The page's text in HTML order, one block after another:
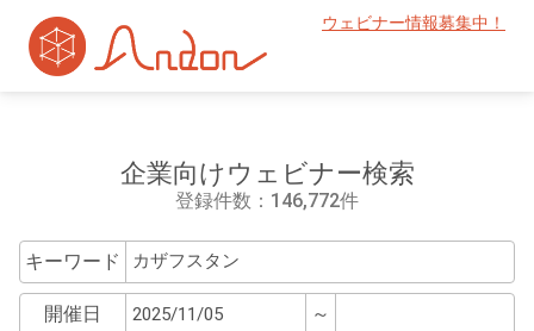
ウェビナー情報募集中！
企業向けウェビナー検索
登録件数：146,772件
キーワード
開催日 ～